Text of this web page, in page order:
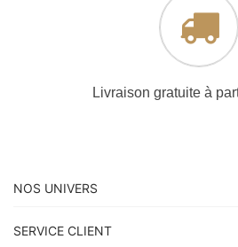
Livraison gratuite à
NOS UNIVERS
SERVICE CLIENT